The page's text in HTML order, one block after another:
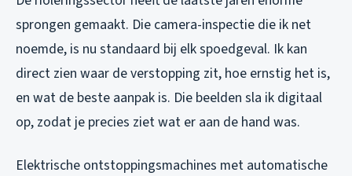
sprongen gemaakt. Die camera-inspectie die ik net
noemde, is nu standaard bij elk spoedgeval. Ik kan
direct zien waar de verstopping zit, hoe ernstig het is,
en wat de beste aanpak is. Die beelden sla ik digitaal
op, zodat je precies ziet wat er aan de hand was.
Elektrische ontstoppingsmachines met automatische